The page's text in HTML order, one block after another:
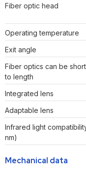
Fiber optic head
Operating temperature
Exit angle
Fiber optics can be
to length
Integrated lens
Adaptable lens
Infrared light
nm)
Mechanical data